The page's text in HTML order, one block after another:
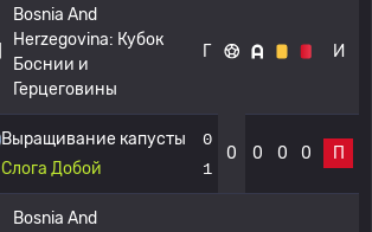
Bosnia And
Herzegovina: Кубок
Боснии и
Герцеговины
Г И
Выращивание капусты
Слога Добой
0
1
0 0 0 0 П
Bosnia And